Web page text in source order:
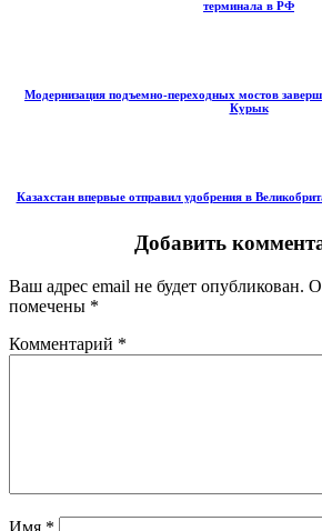
терминала в РФ
Модернизация подъемно-переходных мостов
Курык
Казахстан впервые отправил удобрения в
Добавить
Ваш адрес email не будет опубликован.
помечены *
Комментарий *
Имя *